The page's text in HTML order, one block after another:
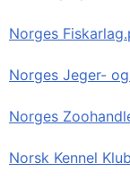
Norges
Norges Jeger-
Norges
Norsk Kennel